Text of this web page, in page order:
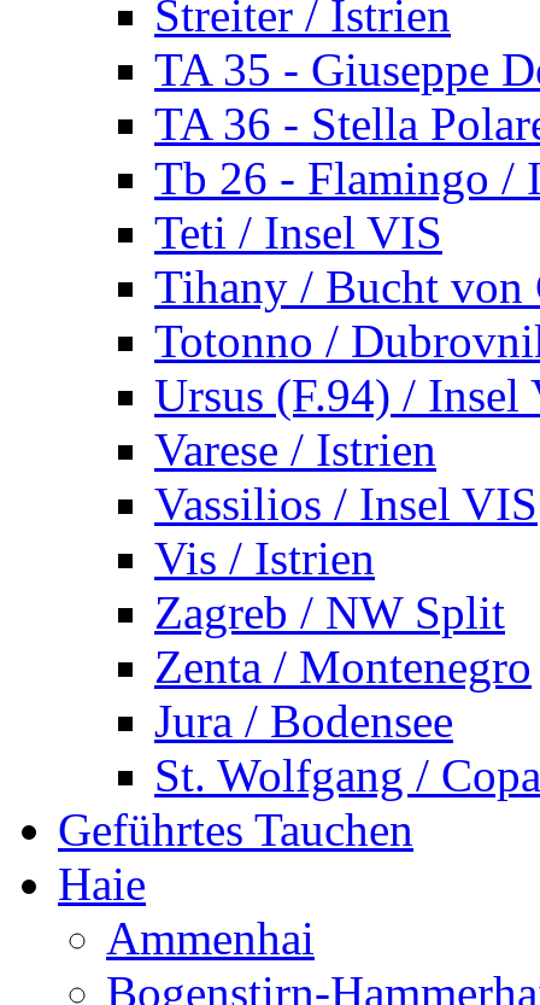
Streiter / Istrien
TA 35 - Giuseppe
TA 36 - Stella
Tb 26 - Flamingo /
Teti / Insel VIS
Tihany / Bucht von
Totonno /
Ursus (F.94) / Insel
Varese / Istrien
Vassilios / Insel VIS
Vis / Istrien
Zagreb / NW Split
Zenta / Montenegro
Jura / Bodensee
St. Wolfgang /
Geführtes Tauchen
Haie
Ammenhai
Bogenstirn-